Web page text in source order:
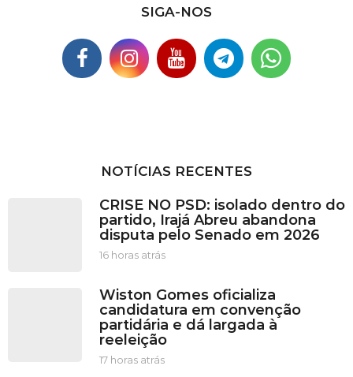
SIGA-NOS
NOTÍCIAS RECENTES
CRISE NO PSD: isolado dentro do
partido, Irajá Abreu abandona
disputa pelo Senado em 2026
16 horas atrás1
o
r
a
s
Wiston Gomes oficializa
candidatura em convenção
partidária e dá largada à
reeleição
17 horas atrás1